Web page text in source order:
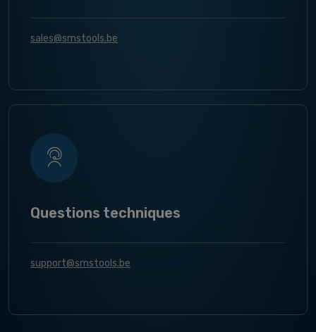
sales@smstools.be
Questions techniques
support@smstools.be